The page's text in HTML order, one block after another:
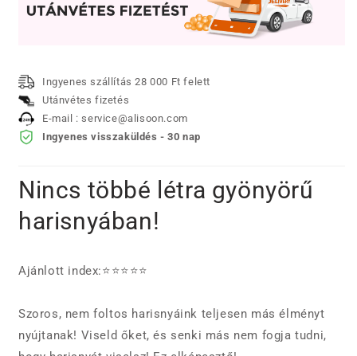
Ingyenes szállítás 28 000 Ft felett
Utánvétes fizetés
E-mail : service@alisoon.com
Ingyenes visszaküldés - 30 nap
Nincs többé létra gyönyörű
harisnyában!
Ajánlott index:⭐⭐⭐⭐⭐
Szoros, nem foltos harisnyáink teljesen más élményt
nyújtanak! Viseld őket, és senki más nem fogja tudni,